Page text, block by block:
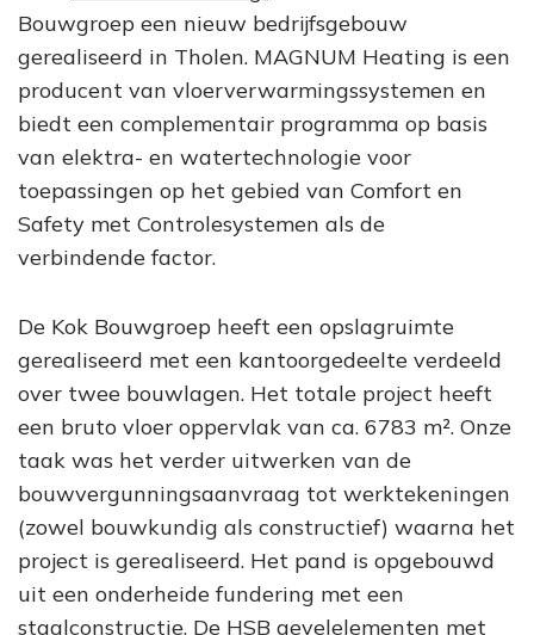
Bouwgroep een nieuw bedrijfsgebouw
gerealiseerd in Tholen. MAGNUM Heating is een
producent van vloerverwarmingssystemen en
biedt een complementair programma op basis
van elektra- en watertechnologie voor
toepassingen op het gebied van Comfort en
Safety met Controlesystemen als de
verbindende factor.
De Kok Bouwgroep heeft een opslagruimte
gerealiseerd met een kantoorgedeelte verdeeld
over twee bouwlagen. Het totale project heeft
een bruto vloer oppervlak van ca. 6783 m². Onze
taak was het verder uitwerken van de
bouwvergunningsaanvraag tot werktekeningen
(zowel bouwkundig als constructief) waarna het
project is gerealiseerd. Het pand is opgebouwd
uit een onderheide fundering met een
staalconstructie. De HSB gevelelementen met